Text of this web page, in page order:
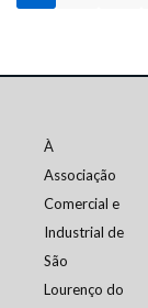
À
Associação
Comercial e
Industrial de
São
Lourenço do